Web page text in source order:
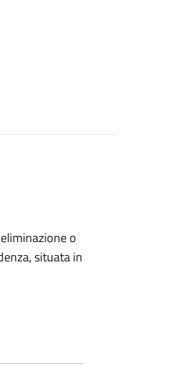
o
situata in